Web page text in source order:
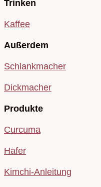
Trinken
Kaffee
Außerdem
Schlankmacher
Dickmacher
Produkte
Curcuma
Hafer
Kimchi-Anleitung